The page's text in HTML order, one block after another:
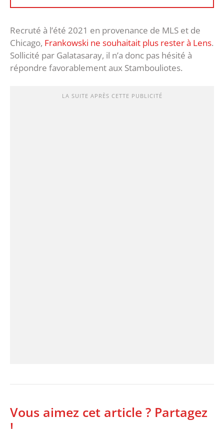
Recruté à l’été 2021 en provenance de MLS et de
Chicago, Frankowski ne souhaitait plus rester à Lens.
Sollicité par Galatasaray, il n’a donc pas hésité à
répondre favorablement aux Stambouliotes.
LA SUITE APRÈS CETTE PUBLICITÉ
Vous aimez cet article ? Partagez